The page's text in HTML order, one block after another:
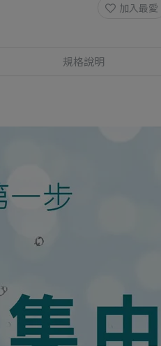
加入最愛
規格說明